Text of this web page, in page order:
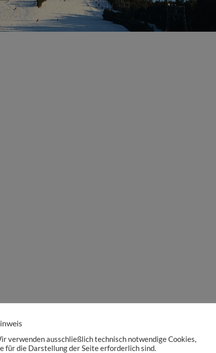
verwenden ausschließlich technisch notwendige Cookies,
für die Darstellung der Seite erforderlich sind.